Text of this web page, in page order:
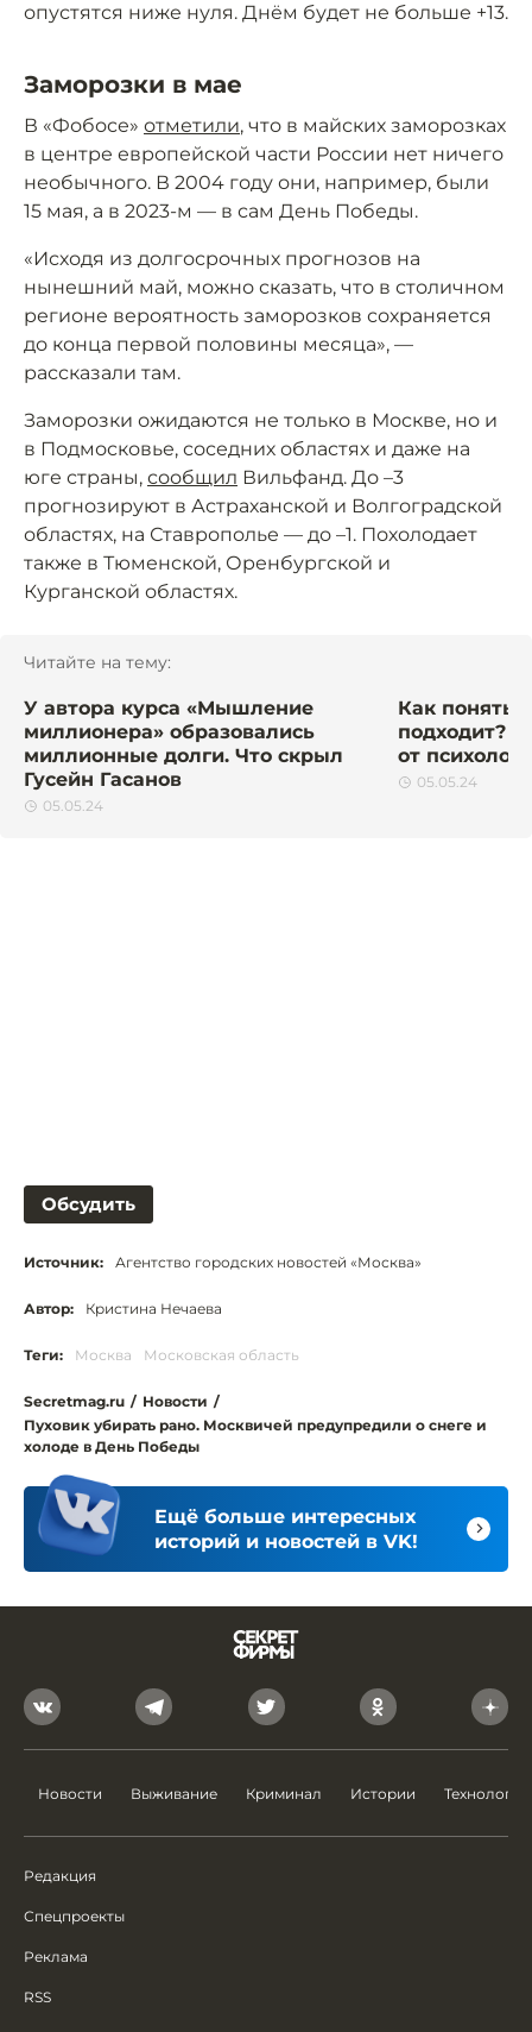
опустятся ниже нуля. Днём будет не больше +13.
Заморозки в мае
В «Фобосе» отметили, что в майских заморозках
в центре европейской части России нет ничего
необычного. В 2004 году они, например, были
15 мая, а в 2023-м — в сам День Победы.
«Исходя из долгосрочных прогнозов на
нынешний май, можно сказать, что в столичном
регионе вероятность заморозков сохраняется
до конца первой половины месяца», —
рассказали там.
Заморозки ожидаются не только в Москве, но и
в Подмосковье, соседних областях и даже на
юге страны, сообщил Вильфанд. До –3
прогнозируют в Астраханской и Волгоградской
областях, на Ставрополье — до –1. Похолодает
также в Тюменской, Оренбургской и
Курганской областях.
Читайте на тему:
У автора курса «Мышление
миллионера» образовались
миллионные долги. Что скрыл
Гусейн Гасанов
05.05.24
Как понять,
подходит?
от психолога
05.05.24
Обсудить
Источник: Агентство городских новостей «Москва»
Автор: Кристина Нечаева
Теги: Москва Московская область
Secretmag.ru / Новости /
Пуховик убирать рано. Москвичей предупредили о снеге и
холоде в День Победы
Ещё больше интересных
историй и новостей в VK!
Новости Выживание Криминал Истории Технологии
Редакция
Спецпроекты
Реклама
RSS